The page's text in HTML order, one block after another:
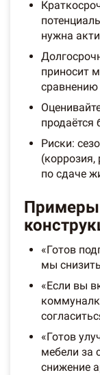
нужна
приносит
продаётся
Риски:
по сдаче
Примеры
«Готов
мы
«Если вы
«Готов
мебели за
снижение